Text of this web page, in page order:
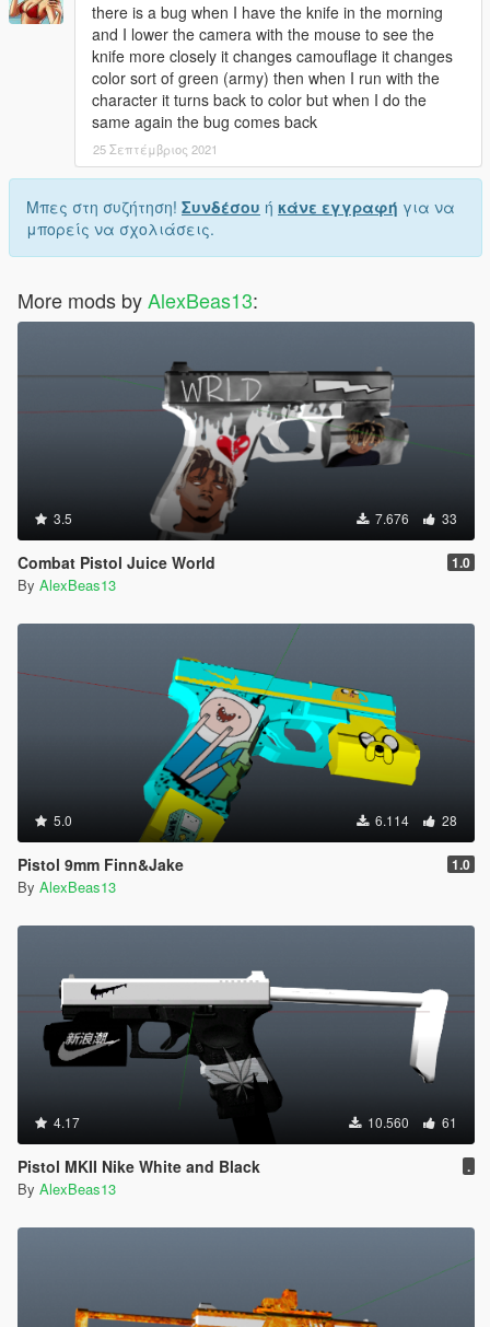
there is a bug when I have the knife in the morning
and I lower the camera with the mouse to see the
knife more closely it changes camouflage it changes
color sort of green (army) then when I run with the
character it turns back to color but when I do the
same again the bug comes back
25 Σεπτέμβριος 2021
Μπες στη συζήτηση! Συνδέσου ή κάνε εγγραφή για να
μπορείς να σχολιάσεις.
More mods byAlexBeas13:
3.5 7.676 33
Combat Pistol Juice World 1.0
By AlexBeas13
5.0 6.114 28
Pistol 9mm Finn&Jake 1.0
By AlexBeas13
4.17 10.560 61
Pistol MKII Nike White and Black .
By AlexBeas13